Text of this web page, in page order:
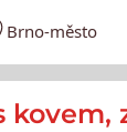
Brno-město
kovem,